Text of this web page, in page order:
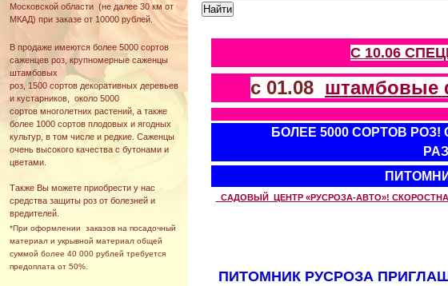
Московской области (не далее 30 км от
МКАД) при заказе от 10000 рублей.
В продаже имеются более 5000 сортов
саженцев роз, крупномерные саженцы
штамбовых
роз, 1500 сортов декоративных деревьев
и кустарников, около 5000
сортов многолетних растений, а также
более 1000 сортов плодовых и ягодных
культур, в том числе и редкие. Саженцы
очень высокого качества с бутонами и
цветами.
Также Вы можете приобрести у нас
средства защиты роз от болезней и
вредителей.
*При оформлении заказов на посадочный
материал и укрывной материал общей
суммой более 40 000 рублей требуется
предоплата от 50%.
С 10.06
с 01.08 штамбовые
БОЛЕЕ 5000 СОРТОВ
САДОВЫЙ ЦЕНТР «РУСРОЗА-АВТО»!
ПИТОМНИК РУСРОЗА